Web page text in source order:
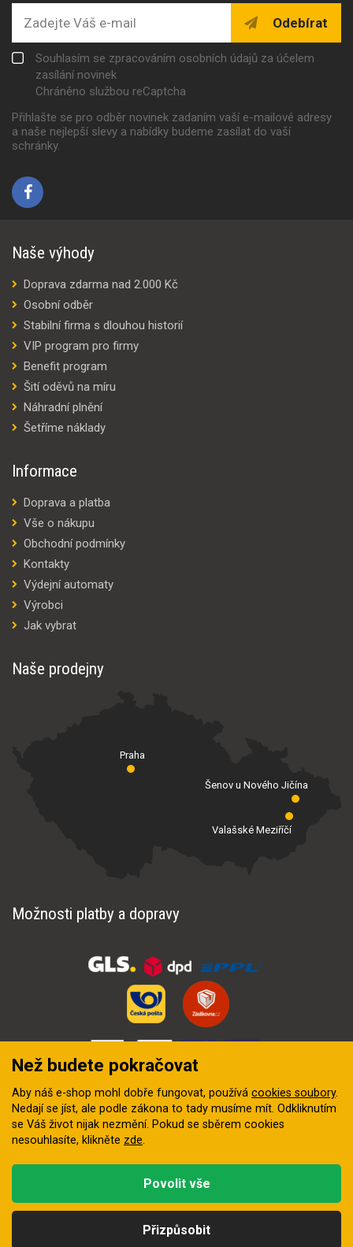
Odebírat
Souhlasím se zpracováním osobních údajů za účelem
zasílání novinek
Chráněno službou reCaptcha
Přihlašte se pro odběr novinek zadaním vaší e-mailové adresy
a naše nejlepší slevy a nabídky budeme zasílat do vaší
schránky.
Naše výhody
Doprava zdarma nad 2.000 Kč
Osobní odběr
Stabilní firma s dlouhou historií
VIP program pro firmy
Benefit program
Šití oděvů na míru
Náhradní plnění
Šetříme náklady
Informace
Doprava a platba
Vše o nákupu
Obchodní podmínky
Kontakty
Výdejní automaty
Výrobci
Jak vybrat
Naše prodejny
Praha
Valašské Meziříčí
Šenov u Nového Jičína
Možnosti platby a dopravy
digitální agentura FEO
Než budete pokračovat
Aby náš e-shop mohl dobře fungovat, používá cookies soubory.
Nedají se jíst, ale podle zákona to tady musíme mít. Odkliknutím
se Váš život nijak nezmění. Pokud se sběrem cookies
nesouhlasíte, klikněte zde.
Přizpůsobit
Povolit vše